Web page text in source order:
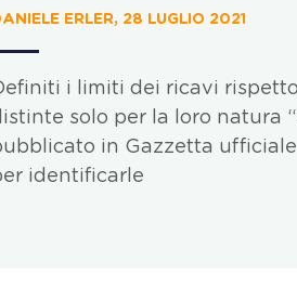
ERLER, 28 LUGLIO 2021
i limiti dei ricavi
solo per la loro natura
in Gazzetta
identificarle